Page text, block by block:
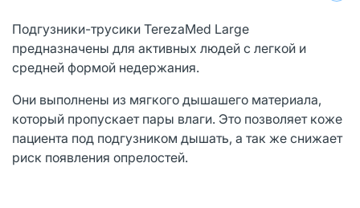
Подгузники-трусики TerezaMed Large
предназначены для активных людей с легкой и
средней формой недержания.
Они выполнены из мягкого дышашего материала,
который пропускает пары влаги. Это позволяет коже
пациента под подгузником дышать, а так же снижает
риск появления опрелостей.